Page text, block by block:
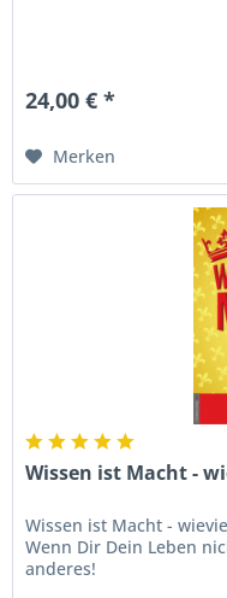
24,00 € *
Merken
Wissen ist Macht -
Wissen ist Macht -
Wenn Dir Dein Leben
anderes!